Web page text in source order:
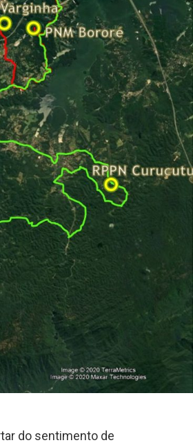
do sentimento de